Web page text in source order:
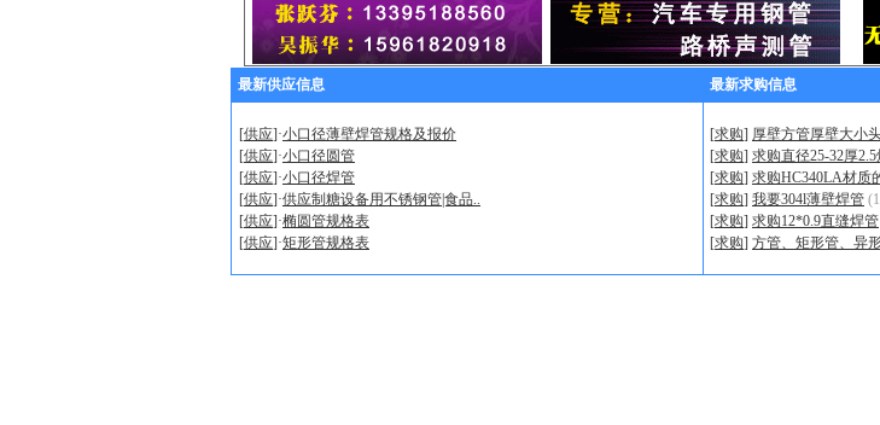
最新供应信息 最新求购信息
[供应]·小口径薄壁焊管规格及报价
[供应]·小口径圆管
[供应]·小口径焊管
[供应]·供应制糖设备用不锈钢管|食品..
[供应]·椭圆管规格表
[供应]·矩形管规格表
[求购] 厚壁方管厚壁大小
[求购] 求购直径25-32厚2.5
[求购] 求购HC340LA材质
[求购] 我要304l薄壁焊管
[求购] 求购12*0.9直缝焊管
[求购] 方管、矩形管、异